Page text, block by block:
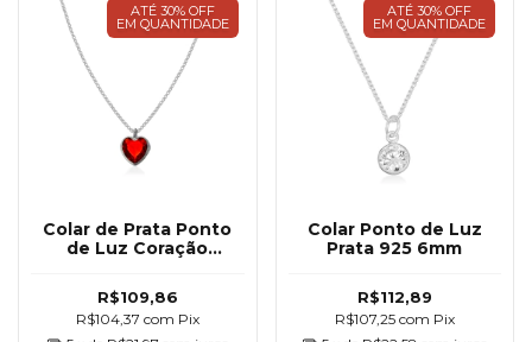
ATÉ 30% OFF
EM QUANTIDADE
Colar de Prata Ponto
de Luz Coração
R$109,86
R$104,37 com Pix
ATÉ 30% OFF
EM QUANTIDADE
Colar Ponto de Luz
Prata 925 6mm
R$112,89
R$107,25 com Pix